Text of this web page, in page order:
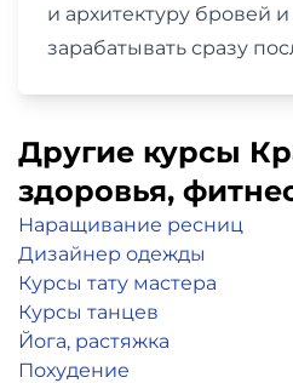
и архитектуру бровей
зарабатывать сразу
Другие курсы
здоровья,
Наращивание ресниц
Дизайнер одежды
Курсы тату мастера
Курсы танцев
Йога, растяжка
Похудение